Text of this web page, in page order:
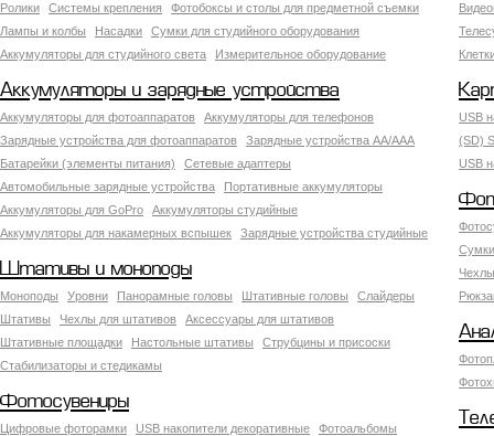
Ролики
Системы крепления
Фотобоксы и столы для предметной съемки
Лампы и колбы
Насадки
Сумки для студийного оборудования
Аккумуляторы для студийного света
Измерительное оборудование
Аккумуляторы и зарядные устройства
Аккумуляторы для фотоаппаратов
Аккумуляторы для телефонов
Зарядные устройства для фотоаппаратов
Зарядные устройства AA/AAA
Батарейки (элементы питания)
Сетевые адаптеры
Автомобильные зарядные устройства
Портативные аккумуляторы
Аккумуляторы для GoPro
Аккумуляторы студийные
Аккумуляторы для накамерных вспышек
Зарядные устройства студийные
USB
(SD)
USB
Штативы и моноподы
Моноподы Уровни Панорамные головы Штативные головы
Слайдеры
Штативы
Чехлы для штативов
Аксессуары для штативов
Штативные площадки
Настольные штативы
Струбцины и присоски
Стабилизаторы и стедикамы
Фотосувениры
Цифровые фоторамки USB накопители декоративные
Фотоальбомы